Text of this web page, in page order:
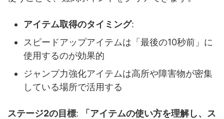
アイテム取得のタイミング:
スピードアップアイテムは「最後の10秒前」に
使用するのが効果的
ジャンプ力強化アイテムは高所や障害物が密集
している場所で活用する
ステージ2の目標:
「アイテムの使い方を理解し、ス